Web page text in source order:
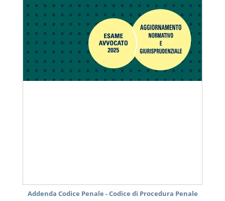
Addenda Codice Penale - Codice di Procedura Penale